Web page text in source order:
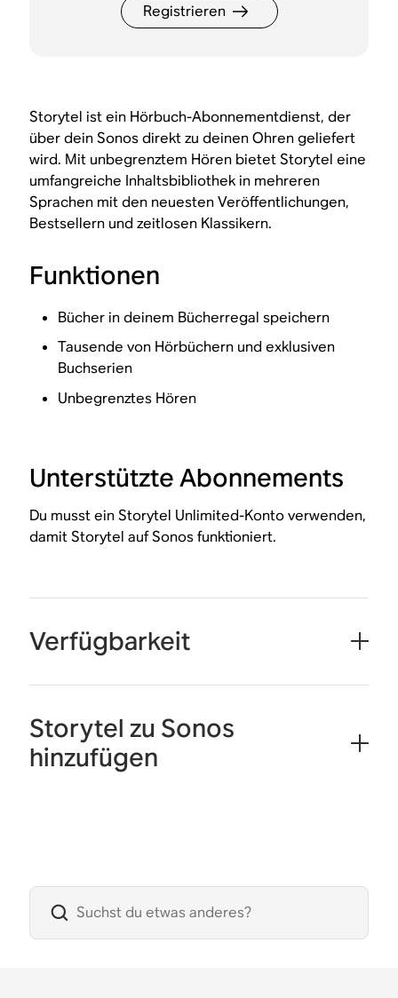
Registrieren
Storytel ist ein Hörbuch-Abonnementdienst, der
über dein Sonos direkt zu deinen Ohren geliefert
wird. Mit unbegrenztem Hören bietet Storytel eine
umfangreiche Inhaltsbibliothek in mehreren
Sprachen mit den neuesten Veröffentlichungen,
Bestsellern und zeitlosen Klassikern.
Funktionen
Bücher in deinem Bücherregal speichern
Tausende von Hörbüchern und exklusiven
Buchserien
Unbegrenztes Hören
Unterstützte Abonnements
Du musst ein Storytel Unlimited-Konto verwenden,
damit Storytel auf Sonos funktioniert.
Verfügbarkeit
Storytel zu Sonos
hinzufügen